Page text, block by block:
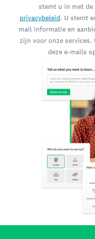
stemt u in met de
privacybeleid. U stemt
mail informatie en
zijn voor onze
deze e-mails